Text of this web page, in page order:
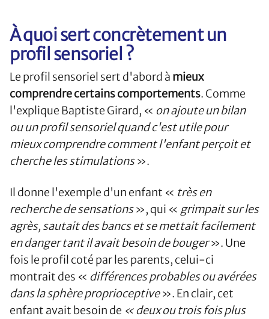
À quoi sert concrètement un
profil sensoriel ?
Le profil sensoriel sert d'abord à mieux
comprendre certains comportements. Comme
l'explique Baptiste Girard, « on ajoute un bilan
ou un profil sensoriel quand c'est utile pour
mieux comprendre comment l'enfant perçoit et
cherche les stimulations».
Il donne l'exemple d'un enfant « très en
recherche de sensations», qui « grimpait sur les
agrès, sautait des bancs et se mettait facilement
en danger tant il avait besoin de bouger». Une
fois le profil coté par les parents, celui-ci
montrait des « différences probables ou avérées
dans la sphère proprioceptive». En clair, cet
enfant avait besoin de « deux ou trois fois plus